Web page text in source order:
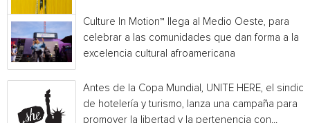
Culture In Motion™ llega al Medio Oeste, para
celebrar a las comunidades que dan forma a la
excelencia cultural afroamericana
Antes de la Copa Mundial, UNITE HERE, el
de hotelería y turismo, lanza una campaña para
promover la libertad y la pertenencia con...